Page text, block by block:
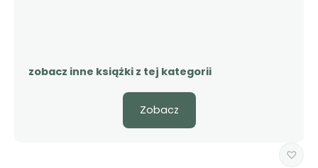
zobacz inne książki z tej kategorii
Zobacz